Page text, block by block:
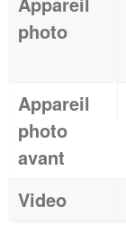
photo
Appareil
photo
avant
Video